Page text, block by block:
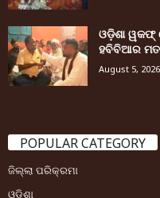
ଓଡ଼ିଶା ୱକଫ୍
ହବିବିଆର
August 5, 2026
POPULAR CATEGORY
ଜିଲ୍ଲା ପରିକ୍ରମା
ଓଡ଼ିଶା